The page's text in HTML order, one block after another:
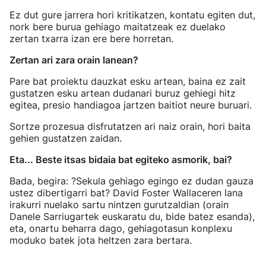
Ez dut gure jarrera hori kritikatzen, kontatu egiten dut,
nork bere burua gehiago maitatzeak ez duelako
zertan txarra izan ere bere horretan.
Zertan ari zara orain lanean?
Pare bat proiektu dauzkat esku artean, baina ez zait
gustatzen esku artean dudanari buruz gehiegi hitz
egitea, presio handiagoa jartzen baitiot neure buruari.
Sortze prozesua disfrutatzen ari naiz orain, hori baita
gehien gustatzen zaidan.
Eta... Beste itsas bidaia bat egiteko asmorik, bai?
Bada, begira: ?Sekula gehiago egingo ez dudan gauza
ustez dibertigarri bat? David Foster Wallaceren lana
irakurri nuelako sartu nintzen gurutzaldian (orain
Danele Sarriugartek euskaratu du, bide batez esanda),
eta, onartu beharra dago, gehiagotasun konplexu
moduko batek jota heltzen zara bertara.